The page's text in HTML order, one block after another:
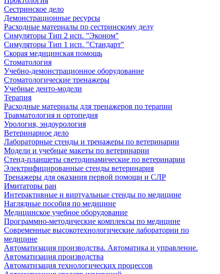
Сестринское дело
Демонстрационные ресурсы
Расходные материалы по сестринскому делу
Симуляторы Тип 2 исп. "Эконом"
Симуляторы Тип 1 исп. "Стандарт"
Скорая медицинская помощь
Стоматология
Учебно-демонстрационное оборудование
Стоматологические тренажеры
Учебные денто-модели
Терапия
Расходные материалы для тренажеров по терапии
Травматология и ортопедия
Урология, эндоурология
Ветеринарное дело
Лабораторные стенды и тренажеры по ветеринарии
Модели и учебные макеты по ветеринарии
Стенд-планшеты светодинамические по ветеринарии
Электрифицированные стенды ветеринария
Тренажеры для оказания первой помощи и СЛР
Имитаторы ран
Интерактивные и виртуальные стенды по медицине
Наглядные пособия по медицине
Медицинское учебное оборудование
Программно-методические комплексы по медицине
Современные высокотехнологические лаборатории по
медицине
Автоматизация производства. Автоматика и управление.
Автоматизация производства
Автоматизация технологических процессов